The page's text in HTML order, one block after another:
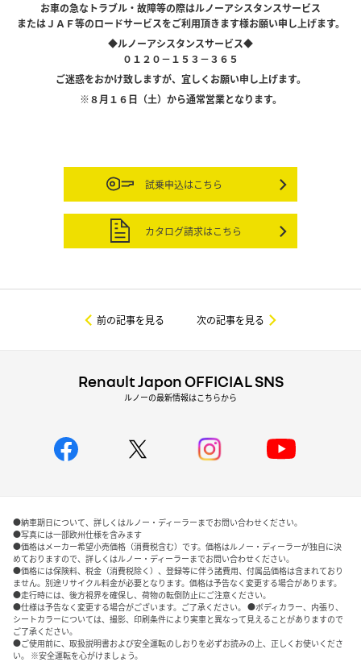
お車の急なトラブル・故障等の際はルノーアシスタンスサービス
またはＪＡＦ等のロードサービスをご利用頂きます様お願い申し上げます。
◆ルノーアシスタンスサービス◆
０１２０－１５３－３６５
ご迷惑をおかけ致しますが、宜しくお願い申し上げます。
※８月１６日（土）から通常営業となります。
試乗申込はこちら
カタログ請求はこちら
前の記事を見る 次の記事を見る
Renault Japon OFFICIAL SNS
ルノーの最新情報はこちらから
●納車期日について、詳しくはルノー・ディーラーまでお問い合わせください。
●写真には一部欧州仕様を含みます
●価格はメーカー希望小売価格（消費税含む）です。価格はルノー・ディーラーが独自に決
めておりますので、詳しくはルノー・ディーラーまでお問い合わせください。
●価格には保険料、税金（消費税除く）、登録等に伴う諸費用、付属品価格は含まれており
ません。別途リサイクル料金が必要となります。価格は予告なく変更する場合があります。
●走行時には、後方視界を確保し、荷物の転倒防止にご注意ください。
●仕様は予告なく変更する場合がございます。ご了承ください。 ●ボディカラー、内張り、
シートカラーについては、撮影、印刷条件により実車と異なって見えることがありますので
ご了承ください。
●ご使用前に、取扱説明書および安全運転のしおりを必ずお読みの上、正しくお使いくださ
い。 ※安全運転を心がけましょう。